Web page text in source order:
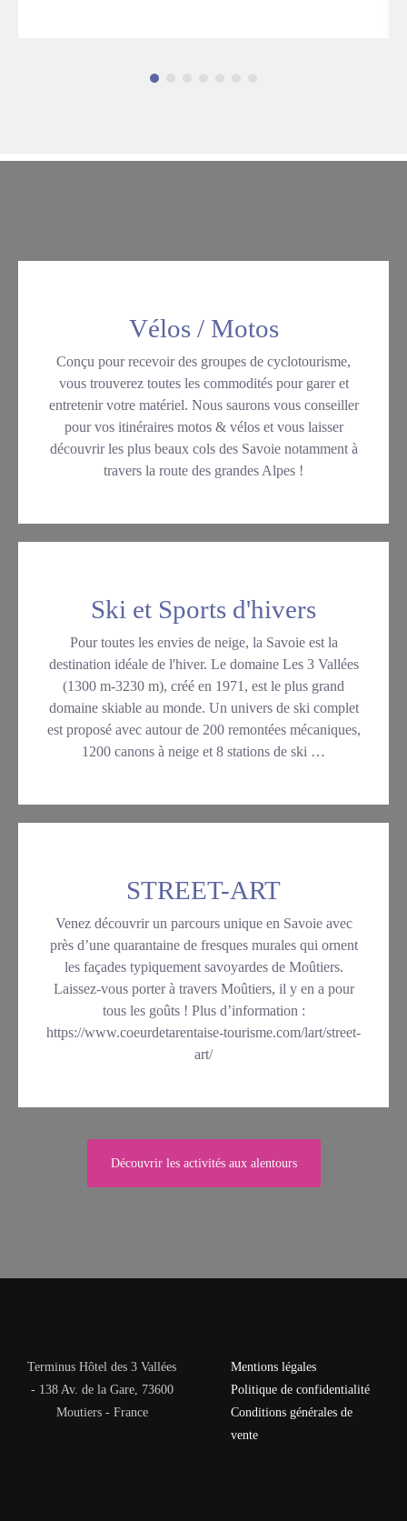
Vélos / Motos
Conçu pour recevoir des groupes de cyclotourisme,
vous trouverez toutes les commodités pour garer et
entretenir votre matériel. Nous saurons vous conseiller
pour vos itinéraires motos & vélos et vous laisser
découvrir les plus beaux cols des Savoie notamment à
travers la route des grandes Alpes !
Ski et Sports d'hivers
Pour toutes les envies de neige, la Savoie est la
destination idéale de l'hiver. Le domaine Les 3 Vallées
(1300 m-3230 m), créé en 1971, est le plus grand
domaine skiable au monde. Un univers de ski complet
est proposé avec autour de 200 remontées mécaniques,
1200 canons à neige et 8 stations de ski …
"Ski
STREET-ART
Venez découvrir un parcours unique en Savoie avec
près d’une quarantaine de fresques murales qui ornent
les façades typiquement savoyardes de Moûtiers.
Laissez-vous porter à travers Moûtiers, il y en a pour
tous les goûts ! Plus d’information :
https://www.coeurdetarentaise-tourisme.com/lart/street-
art/
Découvrir les activités aux alentours
Terminus Hôtel des 3 Vallées
- 138 Av. de la Gare, 73600
Moutiers - France
Mentions légales
Politique de confidentialité
Conditions générales de
vente